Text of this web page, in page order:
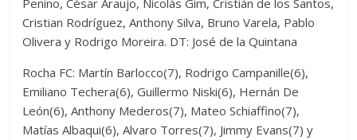
Penino, César Araujo, Nicolás Gim, Cristián de los Santos,
Cristian Rodríguez, Anthony Silva, Bruno Varela, Pablo
Olivera y Rodrigo Moreira. DT: José de la Quintana
Rocha FC: Martín Barlocco(7), Rodrigo Campanille(6),
Emiliano Techera(6), Guillermo Niski(6), Hernán De
León(6), Anthony Mederos(7), Mateo Schiaffino(7),
Matías Albaqui(6), Alvaro Torres(7), Jimmy Evans(7) y